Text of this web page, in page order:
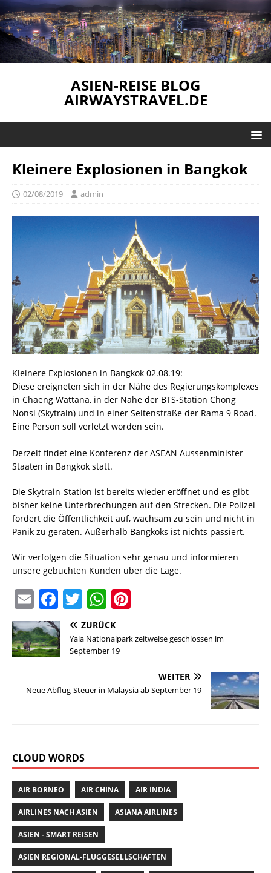
ASIEN-REISE BLOG
AIRWAYSTRAVEL.DE
Kleinere Explosionen in Bangkok
02/08/2019 admin
Kleinere Explosionen in Bangkok 02.08.19:
Diese ereigneten sich in der Nähe des Regierungskomplexes
in Chaeng Wattana, in der Nähe der BTS-Station Chong
Nonsi (Skytrain) und in einer Seitenstraße der Rama 9 Road.
Eine Person soll verletzt worden sein.
Derzeit findet eine Konferenz der ASEAN Aussenminister
Staaten in Bangkok statt.
Die Skytrain-Station ist bereits wieder eröffnet und es gibt
bisher keine Unterbrechungen auf den Strecken. Die Polizei
fordert die Öffentlichkeit auf, wachsam zu sein und nicht in
Panik zu geraten. Außerhalb Bangkoks ist nichts passiert.
Wir verfolgen die Situation sehr genau und informieren
unsere gebuchten Kunden über die Lage.
E
m
ai
l
F
a
c
e
o
T
w
it
te
W
h
at
s
p
te
ZURÜCK
Yala Nationalpark zeitweise geschlossen im
September 19
WEITER
Neue Abflug-Steuer in Malaysia ab September 19
CLOUD WORDS
AIR BORNEO AIR CHINA AIR INDIA
AIRLINES NACH ASIEN ASIANA AIRLINES
ASIEN - SMART REISEN
ASIEN REGIONAL-FLUGGESELLSCHAFTEN